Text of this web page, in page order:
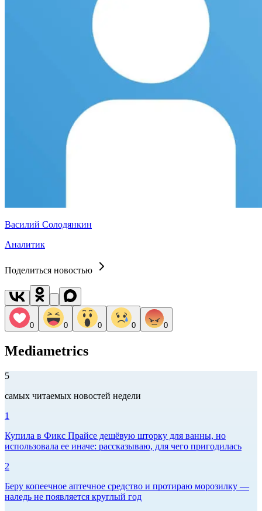
Василий Солодянкин
Аналитик
Поделиться новостью
0 0 0 0 0
Mediametrics
5
самых читаемых новостей недели
1
Купила в Фикс Прайсе дешёвую шторку для ванны, но
использовала ее иначе: рассказываю, для чего пригодилась
2
Беру копеечное аптечное средство и протираю морозилку —
наледь не появляется круглый год